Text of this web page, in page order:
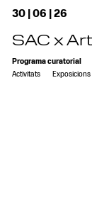
30 | 06 | 26
SAC x
Programa curatorial
Activitats
Exposicions